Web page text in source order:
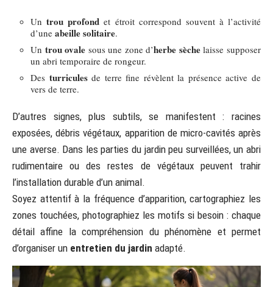
Untrou profond et étroit correspond souvent à l’activité
d’une abeille solitaire.
Un trou ovale sous une zone d’herbe sèchelaisse supposer
un abri temporaire de rongeur.
Des turriculesde terre fine révèlent la présence active de
vers de terre.
D’autres signes, plus subtils, se manifestent : racines
exposées, débris végétaux, apparition de micro-cavités après
une averse. Dans les parties du jardin peu surveillées, un abri
rudimentaire ou des restes de végétaux peuvent trahir
l’installation durable d’un animal.
Soyez attentif à la fréquence d’apparition, cartographiez les
zones touchées, photographiez les motifs si besoin : chaque
détail affine la compréhension du phénomène et permet
d’organiser un entretien du jardin adapté.